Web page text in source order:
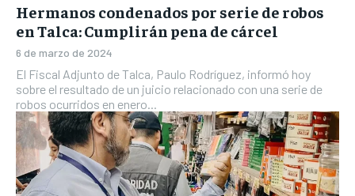
Hermanos condenados por serie de robos
en Talca: Cumplirán pena de cárcel
6 de marzo de 2024
El Fiscal Adjunto de Talca, Paulo Rodríguez, informó hoy
sobre el resultado de un juicio relacionado con una serie de
robos ocurridos en enero...